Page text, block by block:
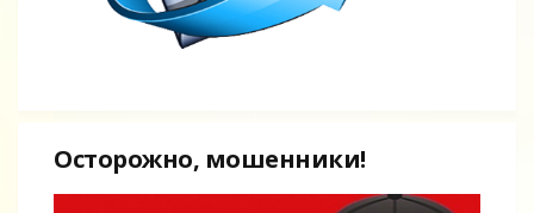
Осторожно, мошенники!